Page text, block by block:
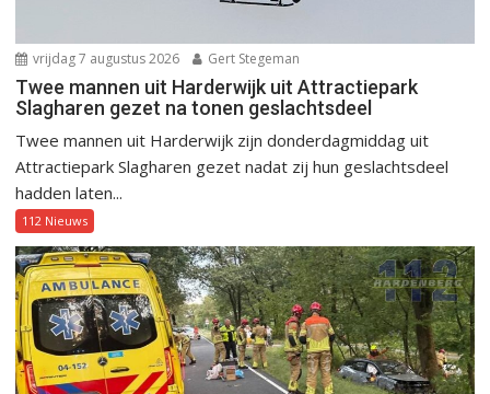
vrijdag 7 augustus 2026 Gert Stegeman
Twee mannen uit Harderwijk uit Attractiepark
Slagharen gezet na tonen geslachtsdeel
Twee mannen uit Harderwijk zijn donderdagmiddag uit
Attractiepark Slagharen gezet nadat zij hun geslachtsdeel
hadden laten...
112 Nieuws